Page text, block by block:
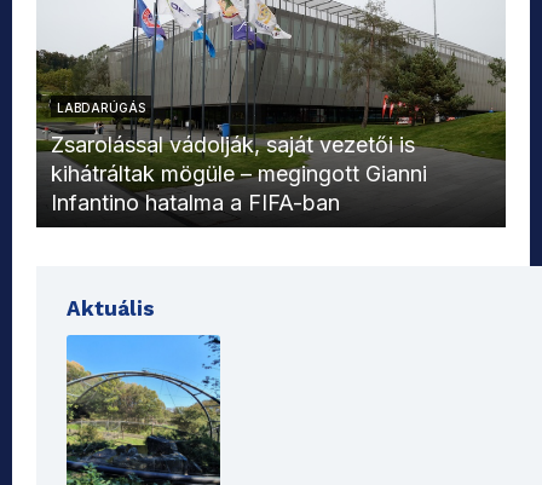
LABDARÚGÁS
Zsarolással vádolják, saját vezetői is
kihátráltak mögüle – megingott Gianni
Infantino hatalma a FIFA-ban
Aktuális